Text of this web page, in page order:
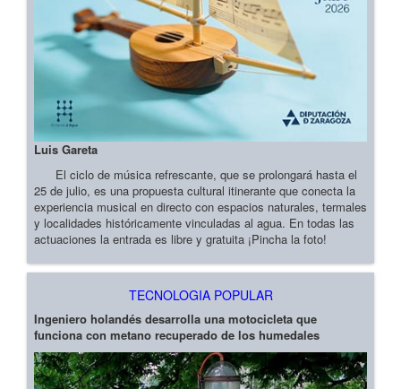
Luis Gareta
El ciclo de música refrescante, que se prolongará hasta el
25 de julio, es una propuesta cultural itinerante que conecta la
experiencia musical en directo con espacios naturales, termales
y localidades históricamente vinculadas al agua. En todas las
actuaciones la entrada es libre y gratuita ¡Pincha la foto!
TECNOLOGIA POPULAR
Ingeniero holandés desarrolla una motocicleta que
funciona con metano recuperado de los humedales